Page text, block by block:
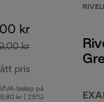
kr
kr
pris
opprinnelig
beløp på
kr ( 25%)